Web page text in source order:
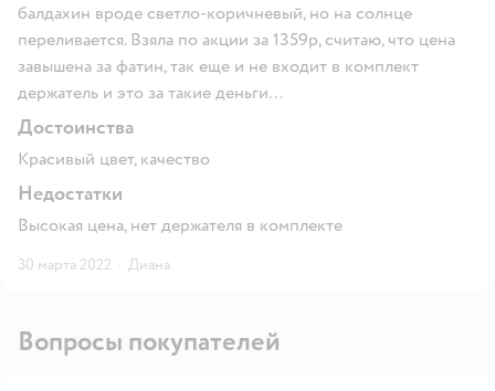
балдахин вроде светло-коричневый, но на солнце
переливается. Взяла по акции за 1359р, считаю, что цена
завышена за фатин, так еще и не входит в комплект
держатель и это за такие деньги...
Достоинства
Красивый цвет, качество
Недостатки
Высокая цена, нет держателя в комплекте
30 марта 2022 · Диана
Вопросы покупателей